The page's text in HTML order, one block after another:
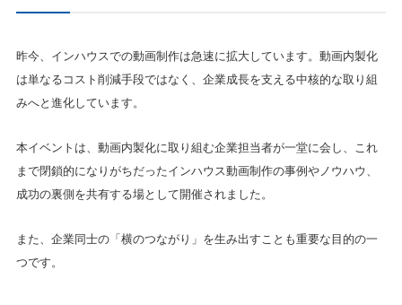
昨今、インハウスでの動画制作は急速に拡大しています。動画内製化
は単なるコスト削減手段ではなく、企業成長を支える中核的な取り組
みへと進化しています。
本イベントは、動画内製化に取り組む企業担当者が一堂に会し、これ
まで閉鎖的になりがちだったインハウス動画制作の事例やノウハウ、
成功の裏側を共有する場として開催されました。
また、企業同士の「横のつながり」を生み出すことも重要な目的の一
つです。